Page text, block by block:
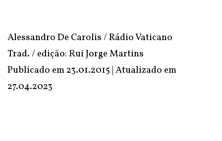
Alessandro De Carolis / Rádio Vaticano
Trad. / edição: Rui Jorge Martins
Publicado em 23.01.2015 | Atualizado em
27.04.2023